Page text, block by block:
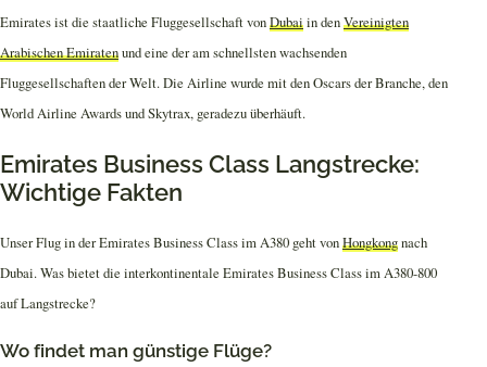
Emirates ist die staatliche Fluggesellschaft vonDubaiin denVereinigten
Arabischen Emiratenund eine der am schnellsten wachsenden
Fluggesellschaften der Welt. Die Airline wurde mit den Oscars der Branche, den
World Airline Awards und Skytrax, geradezu überhäuft.
Emirates Business Class Langstrecke:
Wichtige Fakten
Unser Flug in der Emirates Business Class im A380 geht vonHongkongnach
Dubai. Was bietet die interkontinentale Emirates Business Class im A380-800
auf Langstrecke?
Wo findet man günstige Flüge?